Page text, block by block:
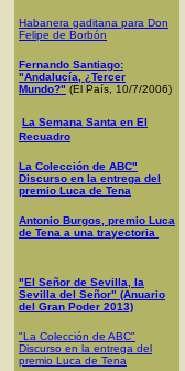
Habanera gaditana para Don
Felipe de Borbón
Fernando Santiago:
"Andalucía, ¿Tercer
Mundo?" (El País, 10/7/2006)
La Semana Santa en El
Recuadro
La Colección de ABC"
Discurso en la entrega del
premio Luca de Tena
Antonio Burgos, premio Luca
de Tena a una trayectoria
"El Señor de Sevilla, la
Sevilla del Señor" (Anuario
del Gran Poder 2013)
"La Colección de ABC"
Discurso en la entrega del
premio Luca de Tena